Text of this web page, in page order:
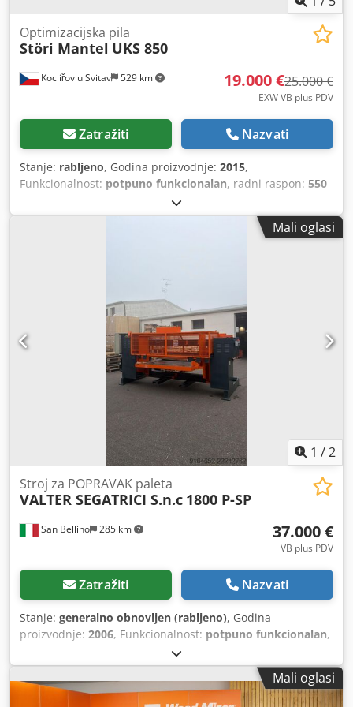
Koclířov u Svitav 529 km
Optimizacijska pila
Störi Mantel UKS 850
19.000 €25.000 €
EXW VB plus PDV
Zatražiti Nazvati
Stanje: rabljeno, Godina proizvodnje: 2015,
Funkcionalnost: potpuno funkcionalan, radni raspon: 550
, priključak za komprimirani zrak:
struje:trofazni, ukupna masa:5.000 kg, ulazna struja:49
, Nudimo ovaj rabljeni stroj Störi
OPTIM Datum proizvodnje: 11/2015 Serijski broj: 215 85
012 Maksimalna veličina alata: 550 mm Nazivni napon:
3×400/50 V/Hz Nazivna struja: 49 A Snaga stroja: 25 kW
Tlak zraka: 0,8 MPa Ukupna masa: 5.000 kg Ako imate bilo
kakvih pitanja ili trebate dodatne informacije, slobodno
nam se obratite porukom ili nas kontaktirajte telefonom.
Mali oglasi
1 /2
San Bellino 285 km
Stroj za POPRAVAK paleta
VALTER SEGATRICI S.n.c 1800 P-SP
37.000 €
VB plus PDV
Zatražiti Nazvati
Stanje: generalno obnovljen (rabljeno), Godina
proizvodnje: 2006, Funkcionalnost: potpuno funkcionalan,
, Oprema:
rastavljanje paleta – VALTER SEGATRICI 1800 P-SP Ako
tražite industrijsko, robusno i učinkovito rješenje za
rezanje i rastavljanje drvenih paleta standardnih ili
Mali oglasi